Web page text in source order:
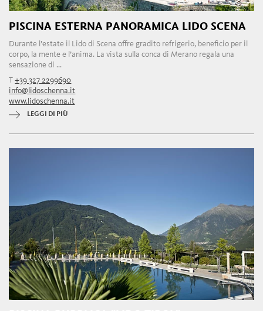
PISCINA ESTERNA PANORAMICA LIDO SCENA
Durante l’estate il Lido di Scena offre gradito refrigerio, beneficio per il
corpo, la mente e l’anima. La vista sulla conca di Merano regala una
sensazione di ...
T+39 327 2299690
info@lidoschenna.it
www.lidoschenna.it
LEGGI DI PIÙ